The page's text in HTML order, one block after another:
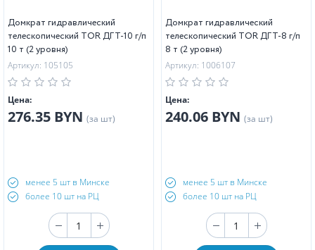
Домкрат гидравлический
телескопический TOR ДГТ-10 г/п
10 т (2 уровня)
Артикул: 105105
Цена:
276.35 BYN (за шт)
менее 5 шт в Минске
более 10 шт на РЦ
Домкрат гидравлический
телескопический TOR ДГТ-8 г/п
8 т (2 уровня)
Артикул: 1006107
Цена:
240.06 BYN (за шт)
менее 5 шт в Минске
более 10 шт на РЦ